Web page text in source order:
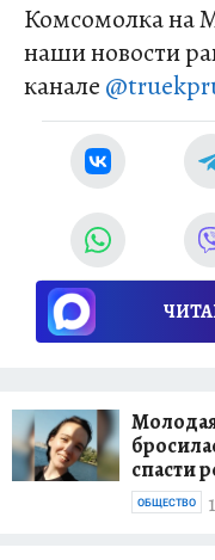
Комсомолка на
наши новости
канале
спасти
ОБЩЕСТВО